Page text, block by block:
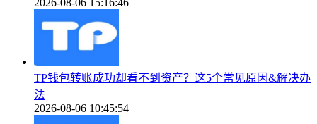
2026-08-06 15:16:46
TP钱包转账成功却看不到资产？这5个常见原因&解决办
法
2026-08-06 10:45:54